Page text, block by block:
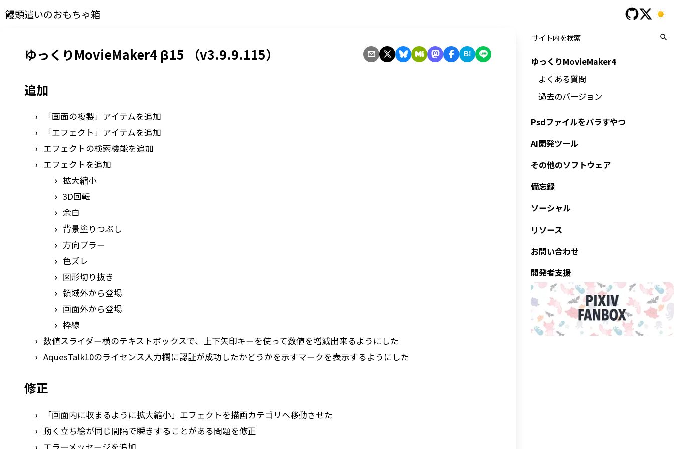
饅頭遣いのおもちゃ箱
ゆっくりMovieMaker4 β15 （v3.9.9.115） B!
追加
「画面の複製」アイテムを追加
「エフェクト」アイテムを追加
エフェクトの検索機能を追加
エフェクトを追加
拡大縮小
3D回転
余白
背景塗りつぶし
方向ブラー
色ズレ
図形切り抜き
領域外から登場
画面外から登場
枠線
数値スライダー横のテキストボックスで、上下矢印キーを使って数値を増減出来るようにした
AquesTalk10のライセンス入力欄に認証が成功したかどうかを示すマークを表示するようにした
修正
「画面内に収まるように拡大縮小」エフェクトを描画カテゴリへ移動させた
動く立ち絵が同じ間隔で瞬きすることがある問題を修正
ゆっくりMovieMaker4
よくある質問
過去のバージョン
Psdファイルをバラすやつ
AI開発ツール
その他のソフトウェア
備忘録
ソーシャル
リソース
お問い合わせ
開発者支援